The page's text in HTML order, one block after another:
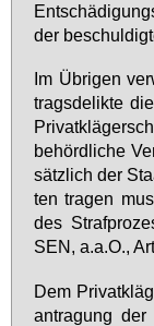
der
Im Üb­ri­gen
trags­de­lik­te
be­hörd­li­che
sätz­lich der
ten tra­gen
des
SEN, a.a.O.,
Dem
an­tra­gung